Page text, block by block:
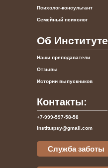
Психолог-консультант
Семейный психолог
Контакты:
+7-999-597-58-58
Служба заботы
institutpsy@gmail.com
Об Институте
Наши преподаватели
Отзывы
Истории выпускников